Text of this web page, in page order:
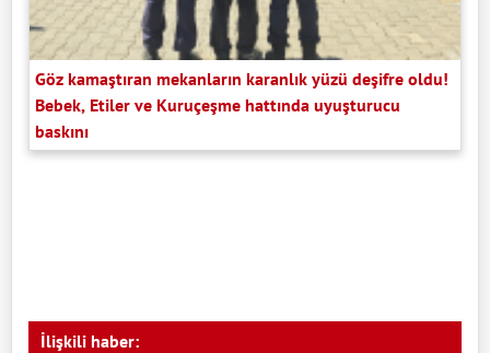
Göz kamaştıran mekanların karanlık yüzü deşifre oldu!
Bebek, Etiler ve Kuruçeşme hattında uyuşturucu
baskını
İlişkili haber: